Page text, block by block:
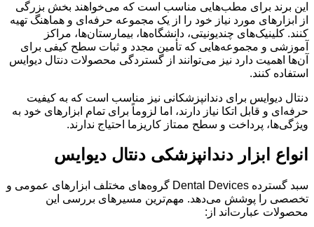
این برند برای مطب‌هایی مناسب است که می‌خواهند بخش بزرگی
از ابزارهای مورد نیاز خود را از یک مجموعه حرفه‌ای و هماهنگ تهیه
کنند. کلینیک‌های چندیونیتی، دانشگاه‌ها، بیمارستان‌ها، مراکز
آموزشی و مجموعه‌هایی که تأمین مجدد و ثبات سطح کیفی برای
آن‌ها اهمیت دارد نیز می‌توانند از گستردگی محصولات دنتال دیوایس
استفاده کنند.
دنتال دیوایس برای دندانپزشکانی نیز مناسب است که به کیفیت
حرفه‌ای و قابل اتکا نیاز دارند، اما لزوماً برای تمام ابزارهای خود به
ویژگی‌ها، پرداخت و سطح ممتاز کاریزما احتیاج ندارند.
انواع ابزار دندانپزشکی دنتال دیوایس
سبد گسترده Dental Devices گروه‌های مختلف ابزارهای عمومی و
تخصصی را پوشش می‌دهد. مهم‌ترین مسیرهای بررسی این
محصولات عبارت‌اند از: